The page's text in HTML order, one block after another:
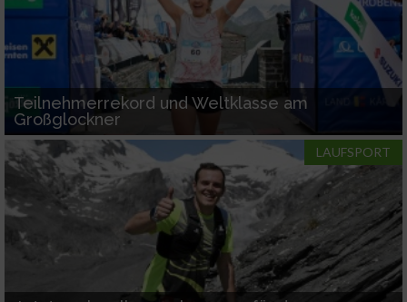
Teilnehmerrekord und Weltklasse am
Großglockner
LAUFSPORT